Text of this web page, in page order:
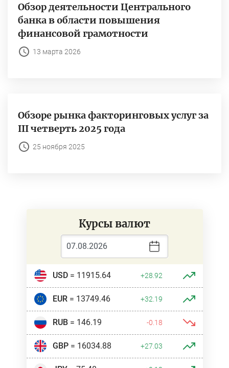
Обзор деятельности Центрального
банка в области повышения
финансовой грамотности
13 марта 2026
Обзоре рынка факторинговых услуг за
III четверть 2025 года
25 ноября 2025
Курсы валют
USD= 11915.64 +28.92
EUR= 13749.46 +32.19
RUB= 146.19 -0.18
GBP= 16034.88 +27.03